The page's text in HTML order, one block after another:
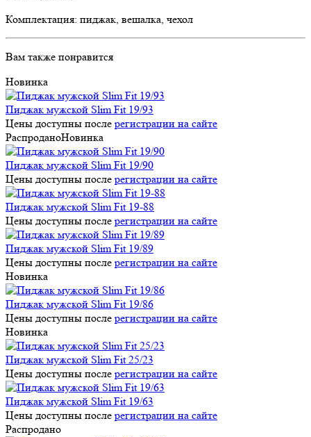
Комплектация: пиджак, вешалка, чехол
Вам также понравится
Новинка
Пиджак мужской Slim Fit 19/93
Цены доступны после регистрации на сайте
РаспроданоНовинка
Пиджак мужской Slim Fit 19/90
Цены доступны после регистрации на сайте
Пиджак мужской Slim Fit 19-88
Цены доступны после регистрации на сайте
Пиджак мужской Slim Fit 19/89
Цены доступны после регистрации на сайте
Новинка
Пиджак мужской Slim Fit 19/86
Цены доступны после регистрации на сайте
Новинка
Пиджак мужской Slim Fit 25/23
Цены доступны после регистрации на сайте
Пиджак мужской Slim Fit 19/63
Цены доступны после регистрации на сайте
Распродано